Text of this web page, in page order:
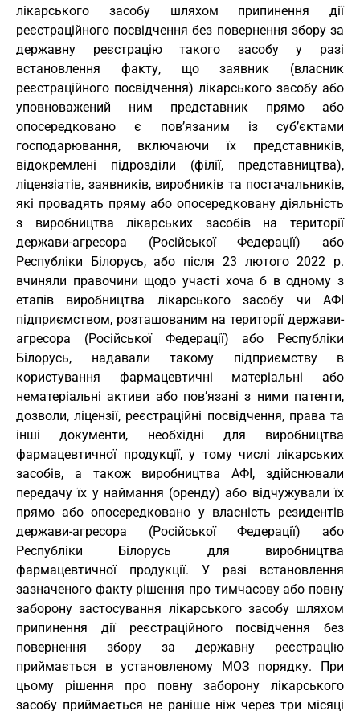
лікарського засобу шляхом припинення дії
реєстраційного посвідчення без повернення збору за
державну реєстрацію такого засобу у разі
встановлення факту, що заявник (власник
реєстраційного посвідчення) лікарського засобу або
уповноважений ним представник прямо або
опосередковано є пов’язаним із суб’єктами
господарювання, включаючи їх представників,
відокремлені підрозділи (філії, представництва),
ліцензіатів, заявників, виробників та постачальників,
які провадять пряму або опосередковану діяльність
з виробництва лікарських засобів на території
держави-агресора (Російської Федерації) або
Республіки Білорусь, або після 23 лютого 2022 р.
вчиняли правочини щодо участі хоча б в одному з
етапів виробництва лікарського засобу чи АФІ
підприємством, розташованим на території держави-
агресора (Російської Федерації) або Республіки
Білорусь, надавали такому підприємству в
користування фармацевтичні матеріальні або
нематеріальні активи або пов’язані з ними патенти,
дозволи, ліцензії, реєстраційні посвідчення, права та
інші документи, необхідні для виробництва
фармацевтичної продукції, у тому числі лікарських
засобів, а також виробництва АФІ, здійснювали
передачу їх у наймання (оренду) або відчужували їх
прямо або опосередковано у власність резидентів
держави-агресора (Російської Федерації) або
Республіки Білорусь для виробництва
фармацевтичної продукції. У разі встановлення
зазначеного факту рішення про тимчасову або повну
заборону застосування лікарського засобу шляхом
припинення дії реєстраційного посвідчення без
повернення збору за державну реєстрацію
приймається в установленому МОЗ порядку. При
цьому рішення про повну заборону лікарського
засобу приймається не раніше ніж через три місяці